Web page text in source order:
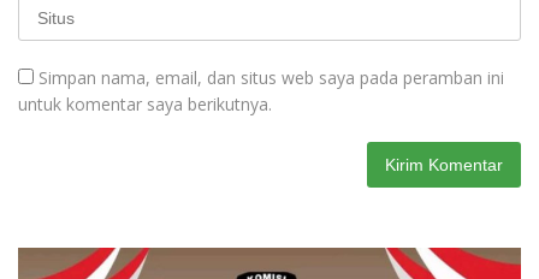
Simpan nama, email, dan situs web saya pada peramban ini
untuk komentar saya berikutnya.